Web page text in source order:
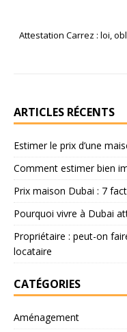
Attestation Carrez : loi,
ARTICLES RÉCENTS
Estimer le prix d’une
Comment estimer bien
Prix maison Dubai : 7
Pourquoi vivre à Dubai
Propriétaire : peut-on
locataire
CATÉGORIES
Aménagement